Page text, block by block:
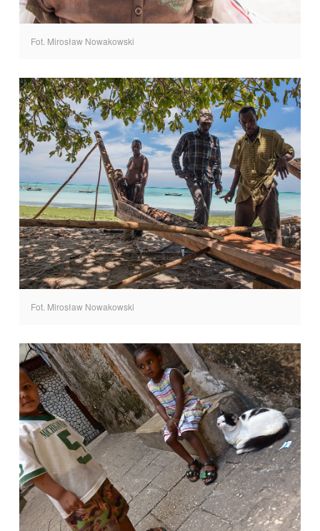
Fot. Mirosław Nowakowski
Fot. Mirosław Nowakowski